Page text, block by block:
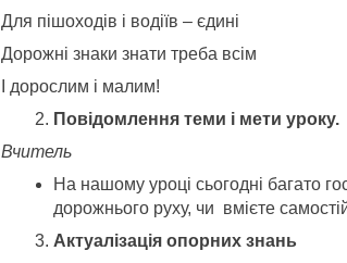
Для пішоходів і водіїв – єдині
Дорожні знаки знати треба всім
І дорослим і малим!
Повідомлення теми і мети уроку.
Вчитель
На нашому уроці сьогодні багато
дорожнього руху, чи вмієте
Актуалізація опорних знань